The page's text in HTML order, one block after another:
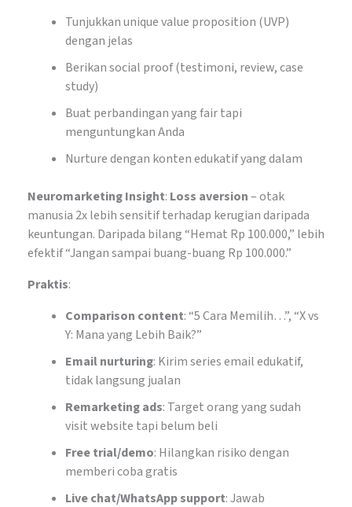
Tunjukkan unique value proposition (UVP)
dengan jelas
Berikan social proof (testimoni, review, case
study)
Buat perbandingan yang fair tapi
menguntungkan Anda
Nurture dengan konten edukatif yang dalam
Neuromarketing Insight: Loss aversion– otak
manusia 2x lebih sensitif terhadap kerugian daripada
keuntungan. Daripada bilang “Hemat Rp 100.000,” lebih
efektif “Jangan sampai buang-buang Rp 100.000.”
Praktis:
Comparison content: “5 Cara Memilih…”, “X vs
Y: Mana yang Lebih Baik?”
Email nurturing: Kirim series email edukatif,
tidak langsung jualan
Remarketing ads: Target orang yang sudah
visit website tapi belum beli
Free trial/demo: Hilangkan risiko dengan
memberi coba gratis
Live chat/WhatsApp support: Jawab